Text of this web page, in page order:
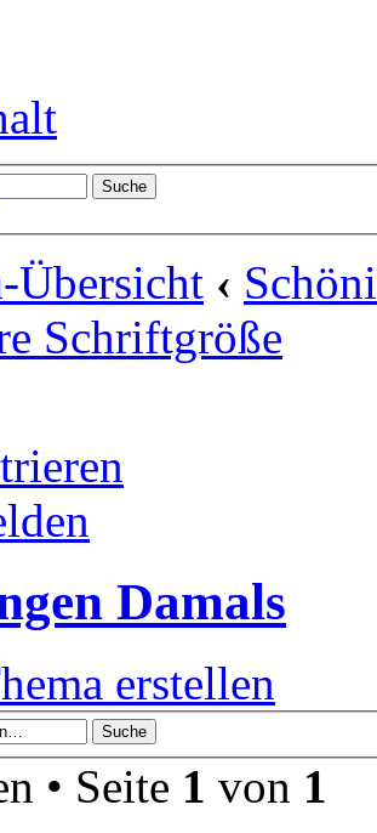
Übersicht ‹
Schriftgröße
Damals
erstellen
• Seite 1 von 1